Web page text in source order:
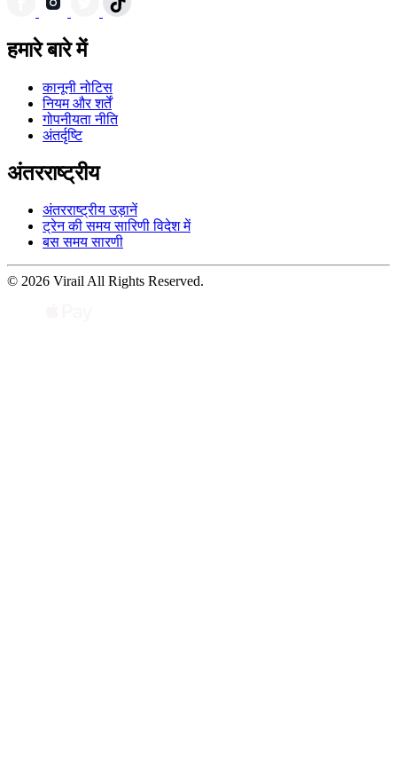
हमारे बारे में
कानूनी नोटिस
नियम और शर्तें
गोपनीयता नीति
अंतर्दृष्टि
अंतरराष्ट्रीय
अंतरराष्ट्रीय उड़ानें
ट्रेन की समय सारिणी विदेश में
बस समय सारणी
© 2026 Virail All Rights Reserved.